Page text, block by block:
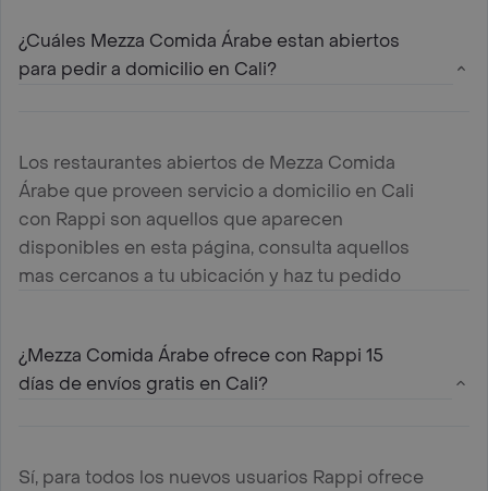
¿Cuáles Mezza Comida Árabe estan abiertos
para pedir a domicilio en Cali?
Los restaurantes abiertos de Mezza Comida
Árabe que proveen servicio a domicilio en Cali
con Rappi son aquellos que aparecen
disponibles en esta página, consulta aquellos
mas cercanos a tu ubicación y haz tu pedido
¿Mezza Comida Árabe ofrece con Rappi 15
días de envíos gratis en Cali?
Sí, para todos los nuevos usuarios Rappi ofrece